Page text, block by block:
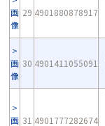
画
像
29 4901880878917
画
像
30 4901411055091
画 31 4901777282674